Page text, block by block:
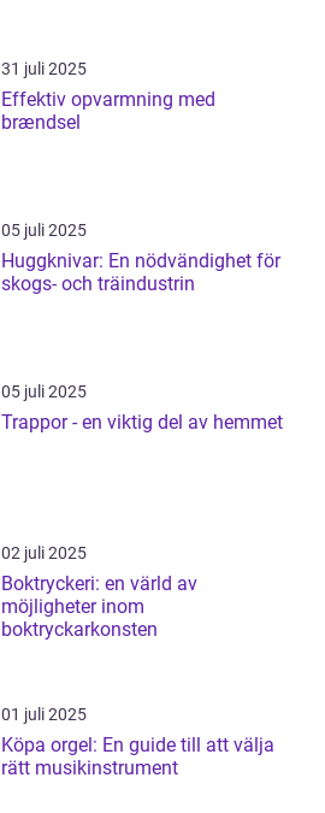
31 juli 2025
Effektiv opvarmning med
brændsel
05 juli 2025
Huggknivar: En nödvändighet för
skogs- och träindustrin
05 juli 2025
Trappor - en viktig del av hemmet
02 juli 2025
Boktryckeri: en värld av
möjligheter inom
boktryckarkonsten
01 juli 2025
Köpa orgel: En guide till att välja
rätt musikinstrument